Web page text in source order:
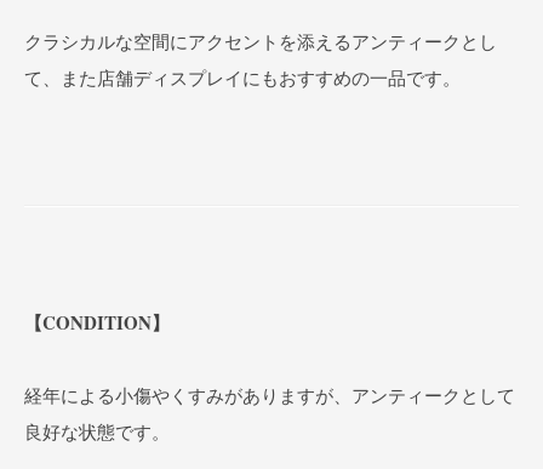
クラシカルな空間にアクセントを添えるアンティークとし
て、また店舗ディスプレイにもおすすめの一品です。
【CONDITION】
経年による小傷やくすみがありますが、アンティークとして
良好な状態です。